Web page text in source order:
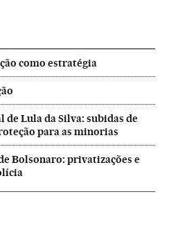
como estratégia
Lula da Silva: subidas de
para as minorias
Bolsonaro: privatizações e